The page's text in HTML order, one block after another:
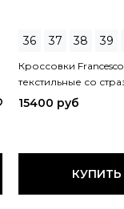
36 37 38 39
Кроссовки
текстильные со
15400 руб